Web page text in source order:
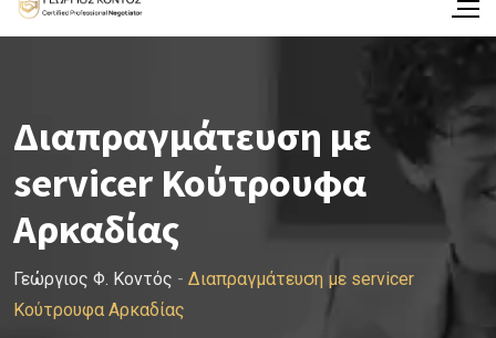
Διαπραγμάτευση με
servicer Κούτρουφα
Αρκαδίας
Γεώργιος Φ. Κοντός - Διαπραγμάτευση με servicer
Κούτρουφα Αρκαδίας